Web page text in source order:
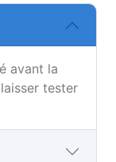
avant la
tester